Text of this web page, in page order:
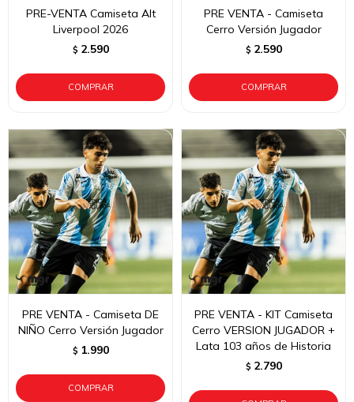
PRE-VENTA Camiseta Alt
Liverpool 2026
$ 2.590
PRE VENTA - Camiseta
Cerro Versión Jugador
$ 2.590
PRE VENTA - Camiseta DE
NIÑO Cerro Versión Jugador
$ 1.990
PRE VENTA - KIT Camiseta
Cerro VERSION JUGADOR +
Lata 103 años de Historia
$ 2.790